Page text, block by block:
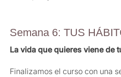
Semana 6: TUS
La vida que quieres viene de
Finalizamos el curso con una